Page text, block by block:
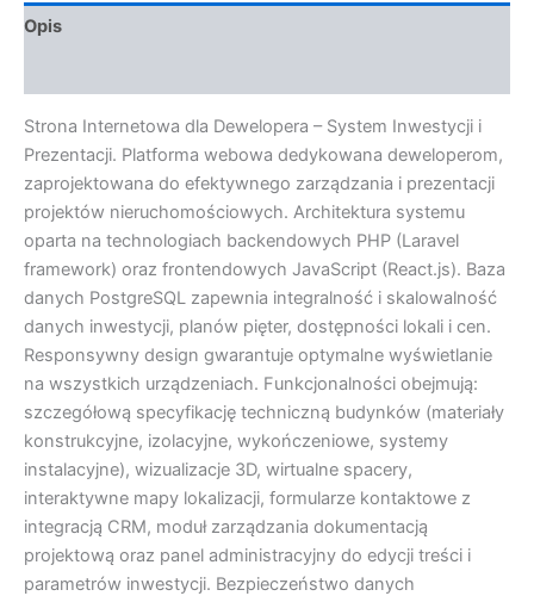
Opis
Strona Internetowa dla Dewelopera – System Inwestycji i
Prezentacji. Platforma webowa dedykowana deweloperom,
zaprojektowana do efektywnego zarządzania i prezentacji
projektów nieruchomościowych. Architektura systemu
oparta na technologiach backendowych PHP (Laravel
framework) oraz frontendowych JavaScript (React.js). Baza
danych PostgreSQL zapewnia integralność i skalowalność
danych inwestycji, planów pięter, dostępności lokali i cen.
Responsywny design gwarantuje optymalne wyświetlanie
na wszystkich urządzeniach. Funkcjonalności obejmują:
szczegółową specyfikację techniczną budynków (materiały
konstrukcyjne, izolacyjne, wykończeniowe, systemy
instalacyjne), wizualizacje 3D, wirtualne spacery,
interaktywne mapy lokalizacji, formularze kontaktowe z
integracją CRM, moduł zarządzania dokumentacją
projektową oraz panel administracyjny do edycji treści i
parametrów inwestycji. Bezpieczeństwo danych